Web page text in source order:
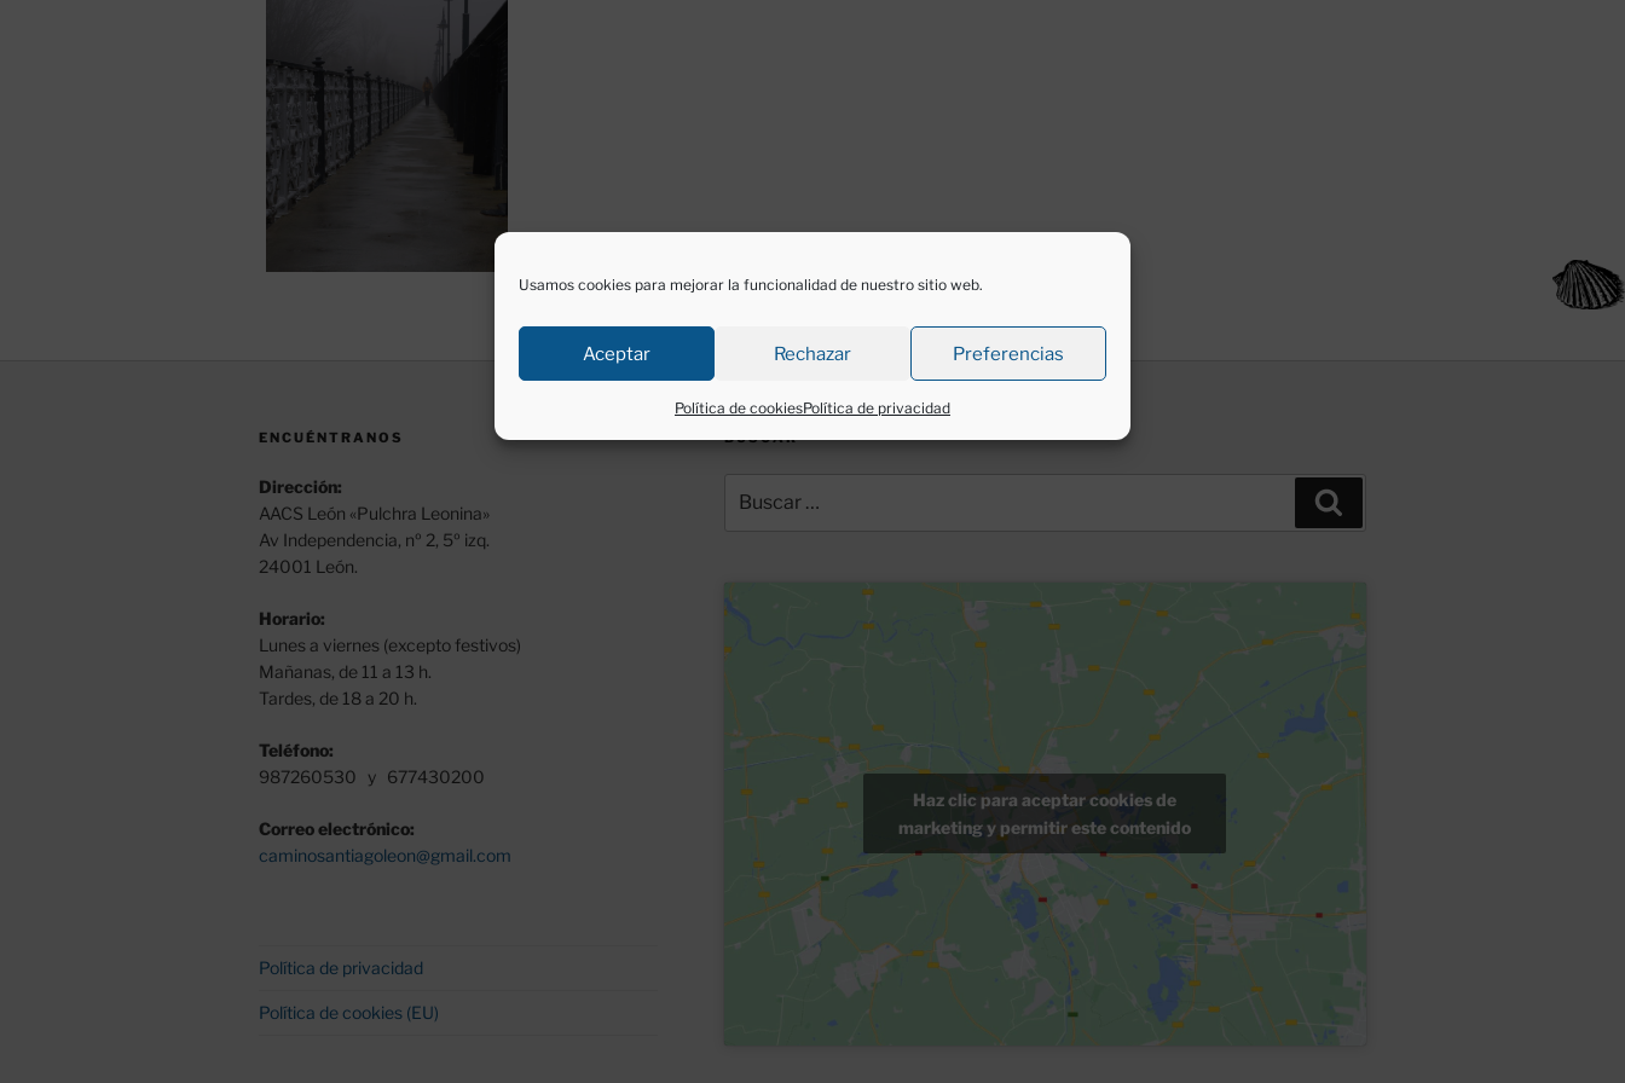
Usamos cookies para mejorar la funcionalidad de nuestro sitio web.
Aceptar Rechazar Preferencias
Política de cookiesPolítica de privacidad
ENCUÉNTRANOS
Dirección:
AACS León «Pulchra Leonina»
Av Independencia, nº 2, 5º izq.
24001 León.
Horario:
Lunes a viernes (excepto festivos)
Mañanas, de 11 a 13 h.
Tardes, de 18 a 20 h.
Teléfono:
987260530 y 677430200
Correo electrónico:
caminosantiagoleon@gmail.com
Política de privacidad
Política de cookies (EU)
BUSCAR
por:
Haz clic para aceptar cookies de
marketing y permitir este contenido